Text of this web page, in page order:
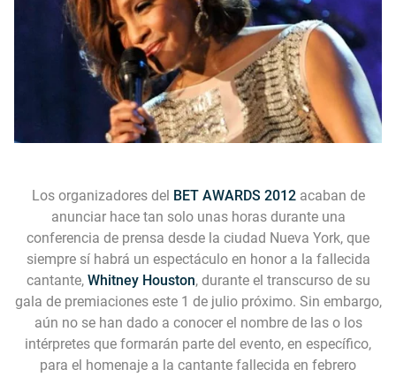
Los organizadores del BET AWARDS 2012acaban de
anunciar hace tan solo unas horas durante una
conferencia de prensa desde la ciudad Nueva York, que
siempre sí habrá un espectáculo en honor a la fallecida
cantante, Whitney Houston, durante el transcurso de su
gala de premiaciones este 1 de julio próximo. Sin embargo,
aún no se han dado a conocer el nombre de las o los
intérpretes que formarán parte del evento, en específico,
para el homenaje a la cantante fallecida en febrero